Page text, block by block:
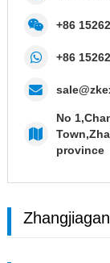
+86
+86
No
province